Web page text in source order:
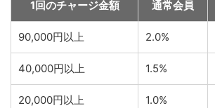
1回のチャージ金額 通常会員
90,000円以上 2.0%
40,000円以上 1.5%
20,000円以上 1.0%